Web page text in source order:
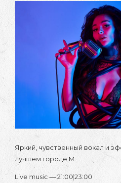
Яркий, чувственный вокал и
лучшем городе М.
Live music — 21:00|23:00